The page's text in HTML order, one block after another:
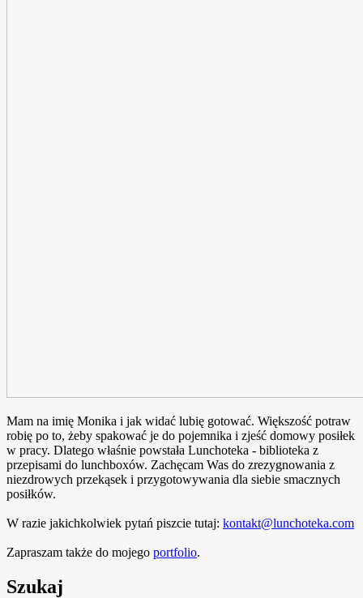
Mam na imię Monika i jak widać lubię gotować. Większość potraw
robię po to, żeby spakować je do pojemnika i zjeść domowy posiłek
w pracy. Dlatego właśnie powstała Lunchoteka - biblioteka z
przepisami do lunchboxów. Zachęcam Was do zrezygnowania z
niezdrowych przekąsek i przygotowywania dla siebie smacznych
posiłków.
W razie jakichkolwiek pytań piszcie tutaj: kontakt@lunchoteka.com
Zapraszam także do mojego portfolio.
Szukaj